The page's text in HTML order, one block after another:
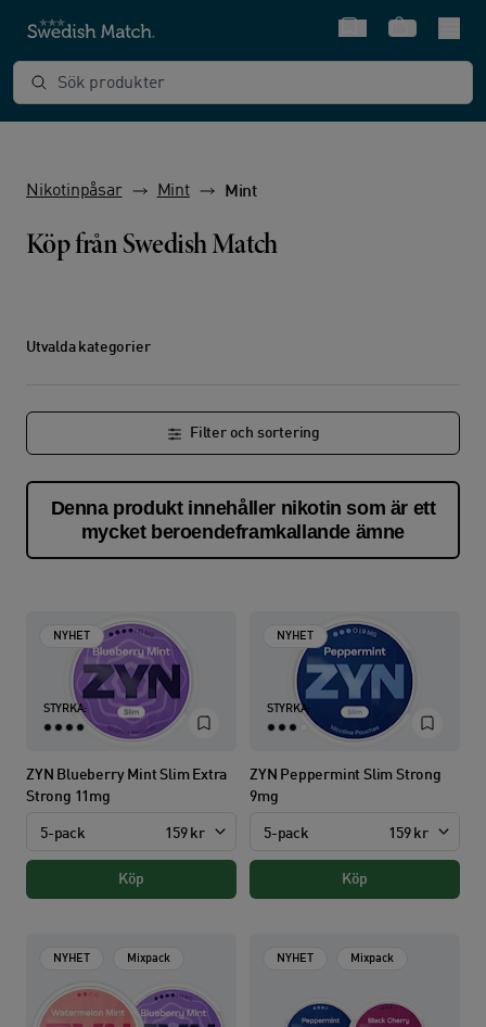
SnabbvalVarukorg
Sök produkter
Nikotinpåsar Mint Mint
Köp från Swedish Match
Utvalda kategorier
Filter och sortering
Denna produkt innehåller nikotin som är ett
mycket beroendeframkallande ämne
STYRKA:
ZYN Blueberry Mint Slim Extra
Strong 11mg
NYHET
5-pack 159 kr
Köp
STYRKA:
ZYN Peppermint Slim Strong
9mg
NYHET
5-pack 159 kr
Köp
NYHET Mixpack NYHET Mixpack